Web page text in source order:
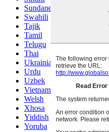
Sundanese
Swahili
Tajik
Tamil
Telugu
Thai
Ukrainian
Urdu
Uzbek
Vietnamese
Welsh
Xhosa
Yiddish
Yoruba